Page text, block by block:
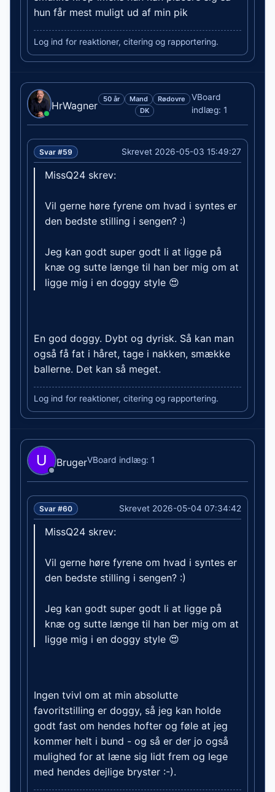
hun får mest muligt ud af min pik
Log ind for reaktioner, citering og rapportering.
HrWagner
50 år Mand
Rødovre
DK
VBoard
indlæg: 1
Svar #59 Skrevet 2026-05-03 15:49:27
MissQ24 skrev:
Vil gerne høre fyrene om hvad i syntes er
den bedste stilling i sengen? :)
Jeg kan godt super godt li at ligge på
knæ og sutte længe til han ber mig om at
ligge mig i en doggy style 😍
En god doggy. Dybt og dyrisk. Så kan man
også få fat i håret, tage i nakken, smække
ballerne. Det kan så meget.
Log ind for reaktioner, citering og rapportering.
BrugerVBoard indlæg: 1
Svar #60 Skrevet 2026-05-04 07:34:42
MissQ24 skrev:
Vil gerne høre fyrene om hvad i syntes er
den bedste stilling i sengen? :)
Jeg kan godt super godt li at ligge på
knæ og sutte længe til han ber mig om at
ligge mig i en doggy style 😍
Ingen tvivl om at min absolutte
favoritstilling er doggy, så jeg kan holde
godt fast om hendes hofter og føle at jeg
kommer helt i bund - og så er der jo også
mulighed for at læne sig lidt frem og lege
med hendes dejlige bryster :-).